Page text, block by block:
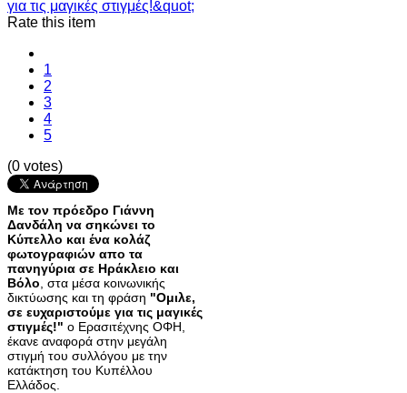
Rate this item
1
2
3
4
5
(0 votes)
Με τον πρόεδρο Γιάννη
Δανδάλη να σηκώνει το
Κύπελλο και ένα κολάζ
φωτογραφιών απο τα
πανηγύρια σε Ηράκλειο και
Βόλο , στα μέσα κοινωνικής
δικτύωσης και τη φράση "Ομιλε,
σε ευχαριστούμε για τις μαγικές
στιγμές!" ο Ερασιτέχνης ΟΦΗ,
έκανε αναφορά στην μεγάλη
στιγμή του συλλόγου με την
κατάκτηση του Κυπέλλου
Ελλάδος.